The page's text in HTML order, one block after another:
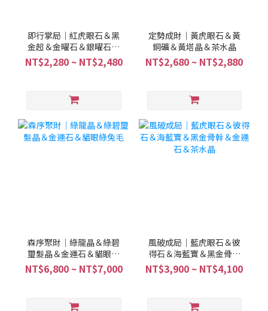
即行掌局｜紅虎眼石＆黑
金超＆金曜石＆銀曜石＆
白水晶
NT$2,280 ~ NT$2,480
定勢成財｜黃虎眼石＆黃
銅礦＆黃塔晶＆茶水晶
NT$2,680 ~ NT$2,880
森序聚財｜綠龍晶＆綠碧
璽髮晶＆金運石＆貓眼綠
兔毛
NT$6,800 ~ NT$7,000
風破成局｜藍虎眼石＆彼
得石＆海藍寶＆黑金骨幹
＆金運石＆茶水晶
NT$3,900 ~ NT$4,100